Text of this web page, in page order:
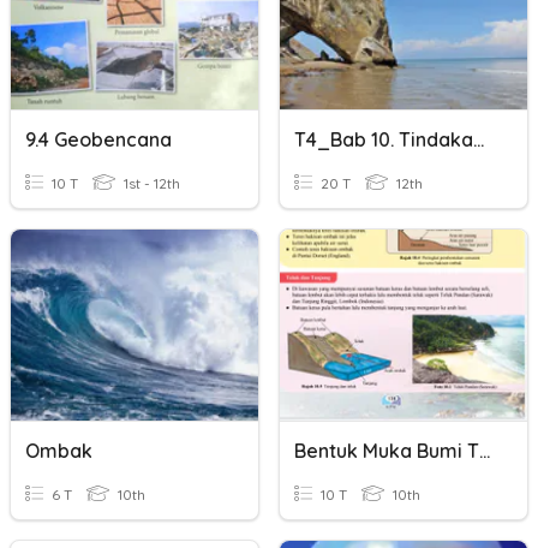
9.4 Geobencana
10 T 1st - 12th
T4_Bab 10. Tindakan Ombak Di Pinggir Pantai
20 T 12th
Ombak
6 T 10th
Bentuk Muka Bumi Tindakan Ombak
10 T 10th